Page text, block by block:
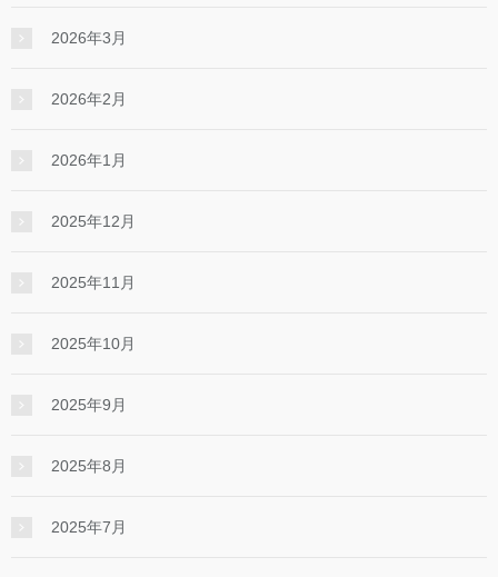
2026年3月
2026年2月
2026年1月
2025年12月
2025年11月
2025年10月
2025年9月
2025年8月
2025年7月